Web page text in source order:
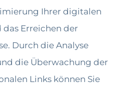
Ihrer digitalen
Erreichen der
Durch die Analyse
die Überwachung der
Links können Sie